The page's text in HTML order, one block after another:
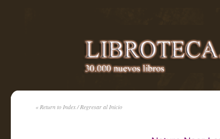
« Return to Index / Regresar al Inicio